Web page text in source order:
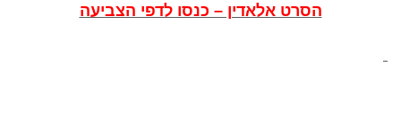
הסרט אלאדין – כנסו לדפי הצביעה